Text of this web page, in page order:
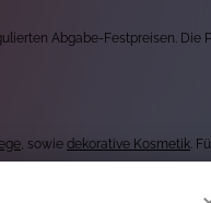
Abgabe-Festpreisen. Die
, sowie dekorative Kosmetik .